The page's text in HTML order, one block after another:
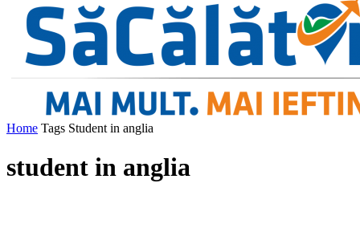
Home Tags Student in anglia
student in anglia